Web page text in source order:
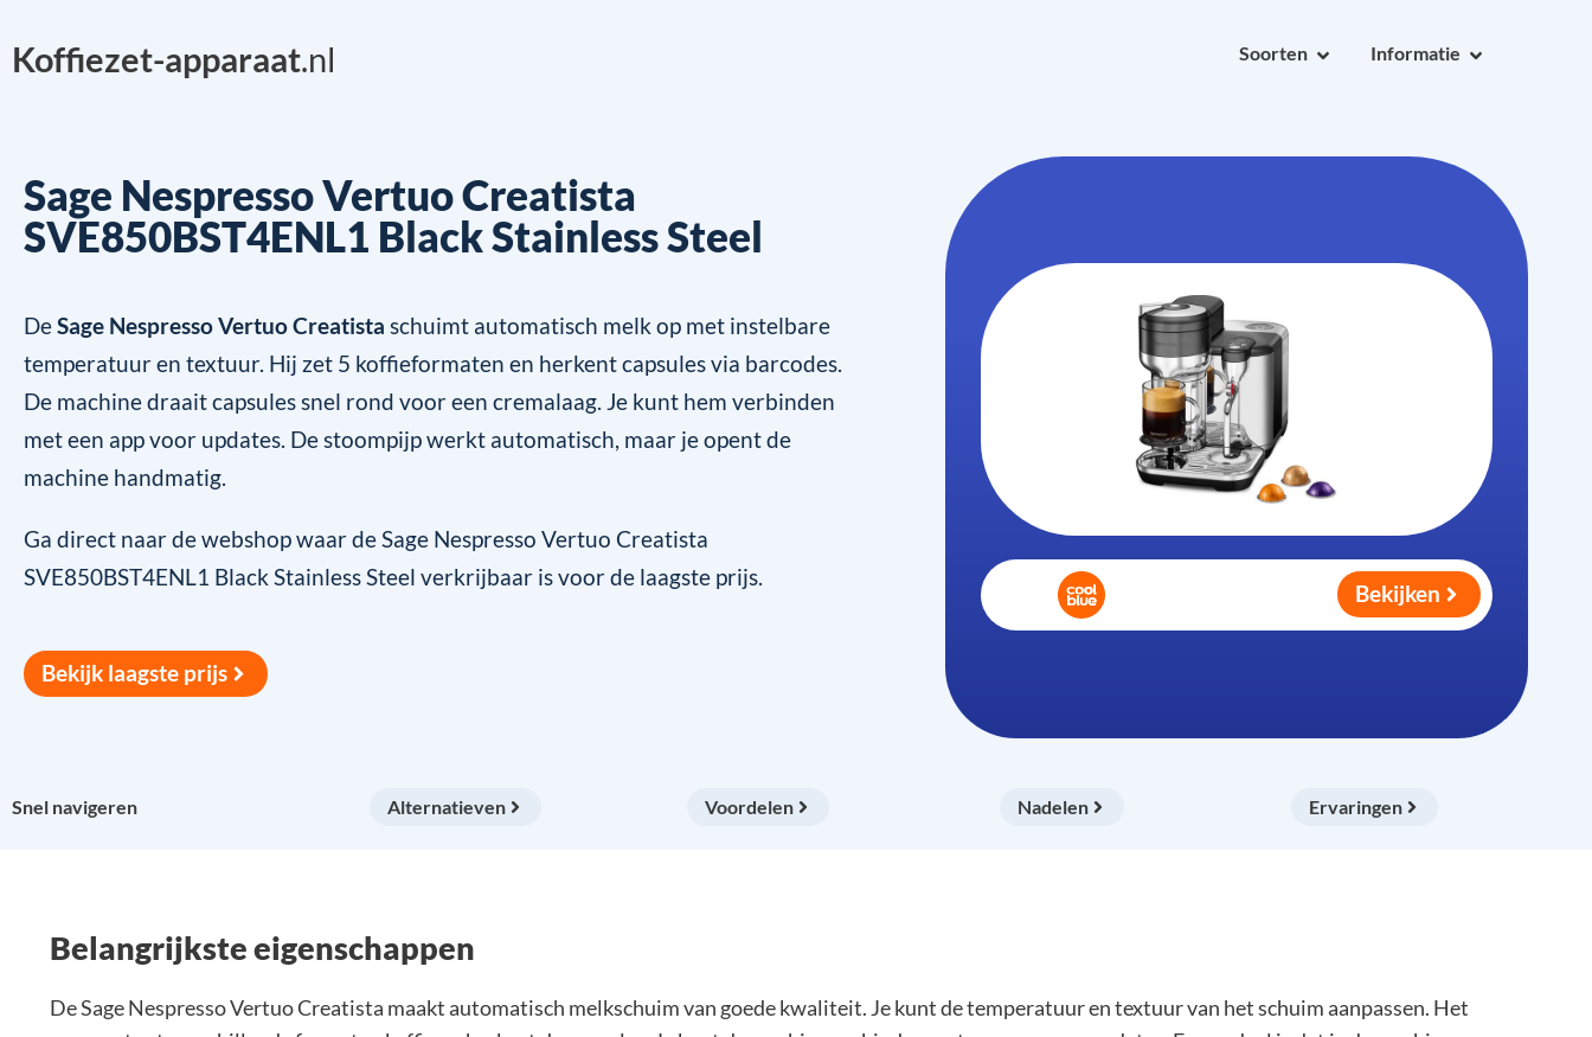
Koffiezet-apparaat.nl Soorten Informatie
Sage Nespresso Vertuo Creatista
SVE850BST4ENL1 Black Stainless Steel
DeSage Nespresso Vertuo Creatista schuimt automatisch melk op met instelbare
temperatuur en textuur. Hij zet 5 koffieformaten en herkent capsules via barcodes.
De machine draait capsules snel rond voor een cremalaag. Je kunt hem verbinden
met een app voor updates. De stoompijp werkt automatisch, maar je opent de
machine handmatig.
Ga direct naar de webshop waar de Sage Nespresso Vertuo Creatista
SVE850BST4ENL1 Black Stainless Steel verkrijbaar is voor de laagste prijs.
Bekijk laagste prijs
Bekijken
Snel navigeren Alternatieven Voordelen Nadelen Ervaringen
Belangrijkste eigenschappen
De Sage Nespresso Vertuo Creatista maakt automatisch melkschuim van goede kwaliteit. Je kunt de temperatuur en textuur van het schuim aanpassen. Het